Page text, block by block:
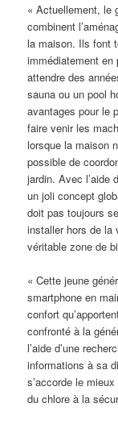
« Actuellement, le
combinent
la maison. Ils font
immédiatement en
attendre des
sauna ou un pool
avantages pour le
faire venir les
lorsque la maison
possible de
jardin. Avec l’aide
un joli concept
doit pas toujours
installer hors de la
véritable zone de
« Cette jeune
smartphone en
confort
confronté à la
l’aide d’une
informations à sa
s’accorde le
du chlore à la